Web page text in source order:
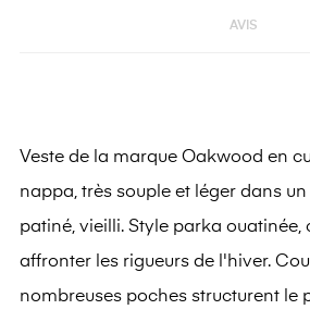
AVIS
Veste de la marque Oakwood en
nappa, très souple et léger dans
patiné, vieilli. Style parka ouatinée,
affronter les rigueurs de l'hiver.
nombreuses poches structurent le